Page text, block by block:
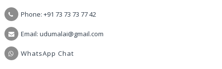
Phone: +91 73 73 73 77 42
Email: udumalai@gmail.com
WhatsApp Chat